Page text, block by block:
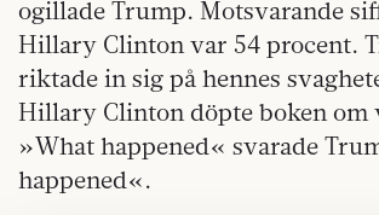
ogillade Trump. Motsvarande
Hillary Clinton var 54 procent.
riktade in sig på hennes
Hillary Clinton döpte boken om
»What happened« svarade
happened«.